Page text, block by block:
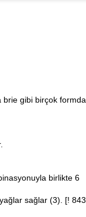
brie gibi birçok formda
birlikte 6
sağlar (3). [! 843